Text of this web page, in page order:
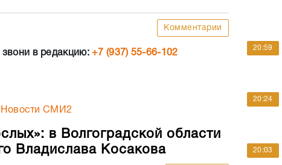
Комментарии
звони в редакцию:+7 (937) 55-66-102
Новости СМИ2
в Волгоградской области
Владислава Косакова
20:59
20:24
20:03